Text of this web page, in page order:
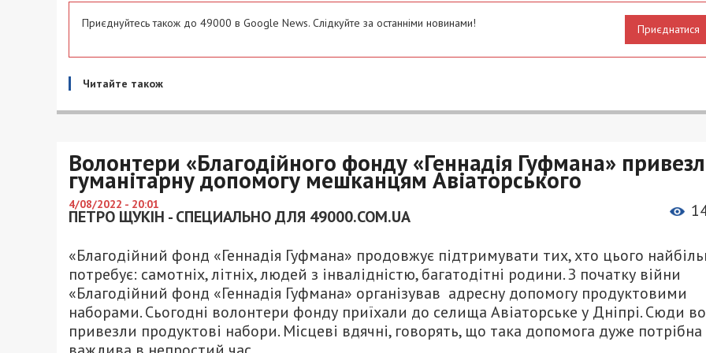
Приєднуйтесь також до 49000 в Google News. Слідкуйте за останніми новинами! Приєднатися
Читайте також
Волонтери «Благодійного фонду «Геннадія Гуфмана»
гуманітарну допомогу мешканцям Авіаторського
4/08/2022 - 20:01
ПЕТРО ЩУКІН - СПЕЦИАЛЬНО ДЛЯ 49000.COM.UA
«Благодійний фонд «Геннадія Гуфмана» продовжує підтримувати тих, хто цього
потребує: самотніх, літніх, людей з інвалідністю, багатодітні родини. З початку війни
«Благодійний фонд «Геннадія Гуфмана» організував адресну допомогу продуктовими
наборами. Сьогодні волонтери фонду приїхали до селища Авіаторське у Дніпрі. Сюди
привезли продуктові набори. Місцеві вдячні, говорять, що така допомога дуже потрібна